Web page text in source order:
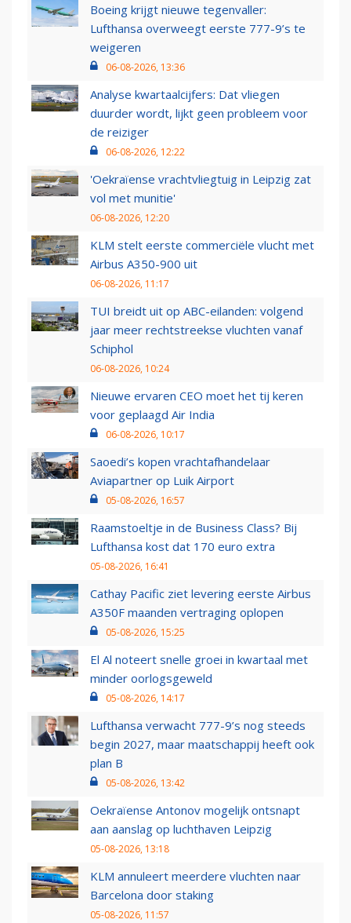
Boeing krijgt nieuwe tegenvaller:
Lufthansa overweegt eerste 777-9’s te
weigeren
06-08-2026, 13:36
Analyse kwartaalcijfers: Dat vliegen
duurder wordt, lijkt geen probleem voor
de reiziger
06-08-2026, 12:22
'Oekraïense vrachtvliegtuig in Leipzig zat
vol met munitie'
06-08-2026, 12:20
KLM stelt eerste commerciële vlucht met
Airbus A350-900 uit
06-08-2026, 11:17
TUI breidt uit op ABC-eilanden: volgend
jaar meer rechtstreekse vluchten vanaf
Schiphol
06-08-2026, 10:24
Nieuwe ervaren CEO moet het tij keren
voor geplaagd Air India
06-08-2026, 10:17
Saoedi’s kopen vrachtafhandelaar
Aviapartner op Luik Airport
05-08-2026, 16:57
Raamstoeltje in de Business Class? Bij
Lufthansa kost dat 170 euro extra
05-08-2026, 16:41
Cathay Pacific ziet levering eerste Airbus
A350F maanden vertraging oplopen
05-08-2026, 15:25
El Al noteert snelle groei in kwartaal met
minder oorlogsgeweld
05-08-2026, 14:17
Lufthansa verwacht 777-9’s nog steeds
begin 2027, maar maatschappij heeft ook
plan B
05-08-2026, 13:42
Oekraïense Antonov mogelijk ontsnapt
aan aanslag op luchthaven Leipzig
05-08-2026, 13:18
KLM annuleert meerdere vluchten naar
Barcelona door staking
05-08-2026, 11:57